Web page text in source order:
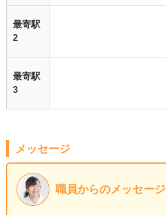
最寄駅
2
最寄駅
3
メッセージ
職員からのメッセージ